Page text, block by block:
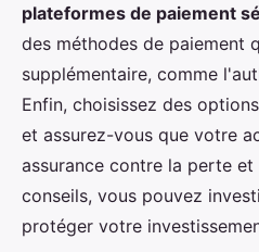
plateformes de paiement
des méthodes de paiement
supplémentaire, comme
Enfin, choisissez des
et assurez-vous que votre
assurance contre la perte
conseils, vous pouvez
protéger votre